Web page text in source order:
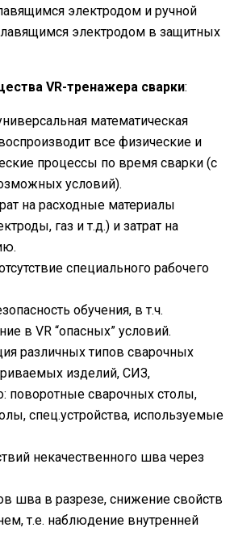
электродом и ручной
электродом в защитных
VR-тренажера сварки:
математическая
все физические и
процессы по время сварки (с
условий).
на расходные материалы
газ и т.д.) и затрат на
специального рабочего
обучения, в т.ч.
в VR “опасных” условий.
различных типов сварочных
изделий, СИЗ,
поворотные сварочных столы,
спец.устройства, используемые
некачественного шва через
шва в разрезе, снижение свойств
т.е. наблюдение внутренней